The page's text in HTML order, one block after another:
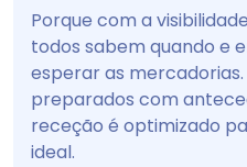
Porque com a
todos sabem quando e
esperar as
preparados com
receção é optimizado
ideal.